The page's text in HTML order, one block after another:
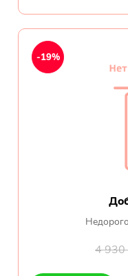
4 930
-19%